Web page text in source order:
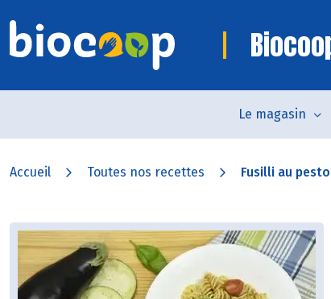
Le magasin
Accueil Toutes nos recettes Fusilli au